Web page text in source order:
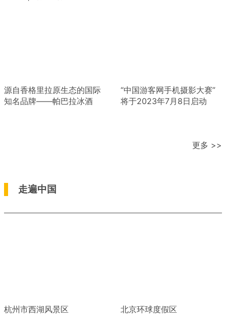
源自香格里拉原生态的国际
知名品牌——帕巴拉冰酒
“中国游客网手机摄影大赛”
将于2023年7月8日启动
更多 >>
走遍中国
杭州市西湖风景区 北京环球度假区